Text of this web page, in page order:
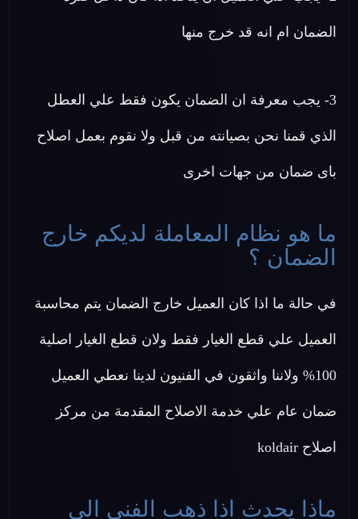
الضمان ام انه قد خرج منها
3- يجب معرفة ان الضمان يكون فقط علي العطل
الذي قمنا نحن بصيانته من قبل ولا نقوم بعمل اصلاح
باى ضمان من جهات اخرى
ما هو نظام المعاملة لديكم خارج
الضمان ؟
في حالة ما اذا كان العميل خارج الضمان يتم محاسبة
العميل علي قطع الغيار فقط ولان قطع الغيار اصلية
100% ولاننا واثقون في الفنيون لدينا نعطي العميل
ضمان عام علي خدمة الاصلاح المقدمة من مركز
اصلاح koldair
ماذا يحدث اذا ذهب الفني الى